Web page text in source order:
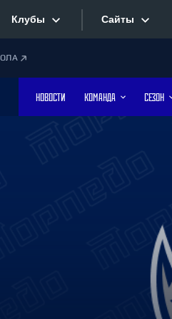
Клубы
Дивизион Боброва
Лада
Сайты
Фотобанк
НОВОСТИ КОМАНДА СЕЗОН